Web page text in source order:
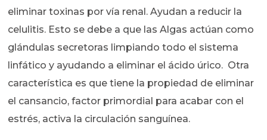
eliminar toxinas por vía renal. Ayudan a reducir la
celulitis. Esto se debe a que las Algas actúan como
glándulas secretoras limpiando todo el sistema
linfático y ayudando a eliminar el ácido úrico. Otra
característica es que tiene la propiedad de eliminar
el cansancio, factor primordial para acabar con el
estrés, activa la circulación sanguínea.